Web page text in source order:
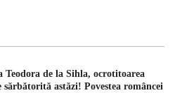
Teodora de la Sihla, ocrotitoarea
sărbătorită astăzi! Povestea româncei